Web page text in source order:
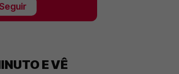
E VÊ